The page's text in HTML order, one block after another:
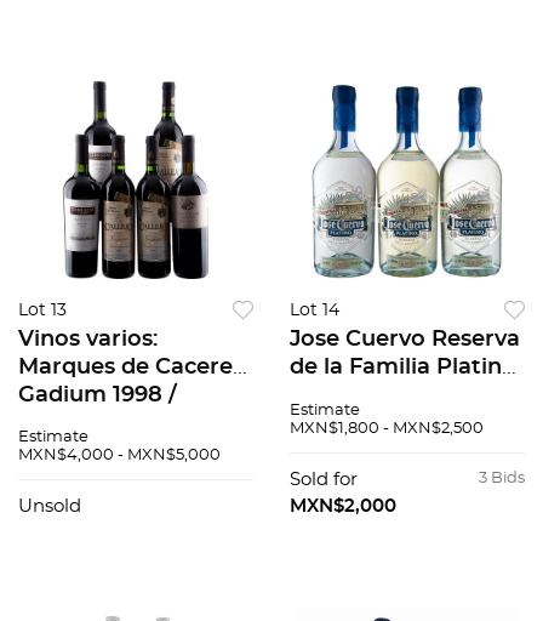
Lot 13
Vinos varios:
Marques de Caceres
Gadium 1998 /
Terrazas de los
Malbec 2008 en
Estimate
MXN$4,000 - MXN$5,000
Unsold
Lot 14
Jose Cuervo Reserva
de la Familia Platino
Estimate
MXN$1,800 - MXN$2,500
3 Bids
Sold for
MXN$2,000